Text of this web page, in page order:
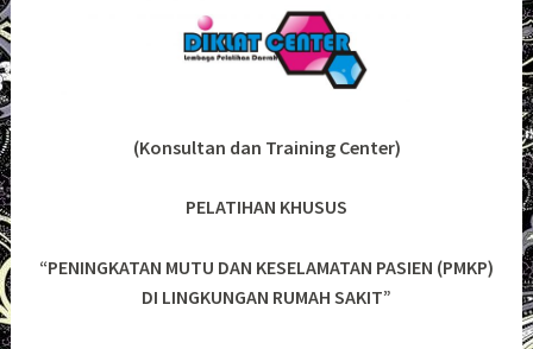
(Konsultan dan Training Center)
PELATIHAN KHUSUS
“PENINGKATAN MUTU DAN KESELAMATAN PASIEN (PMKP)
DI LINGKUNGAN RUMAH SAKIT”